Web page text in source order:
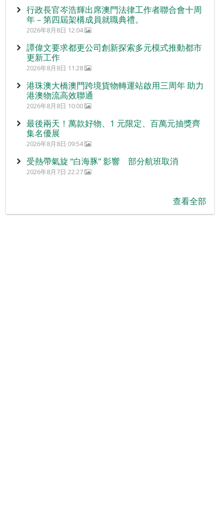
行政長官岑浩輝出席澳門法律工作者聯合會十周
年 – 第四屆架構成員就職典禮。
2026年8月8日 12:04
譚偉文要求都更公司創新探索多元模式推動都市
更新工作
2026年8月8日 11:28
港珠澳大橋澳門跨境貨物轉運站啟用三周年 助力
港澳物流高效聯通
2026年8月8日 10:00
最後兩天！萬款好物、1 元限定、百萬元抽獎齊
集名優展
2026年8月8日 09:54
受熱帶氣旋 “白海豚” 影響 部分航班取消
2026年8月7日 22:27
查看全部